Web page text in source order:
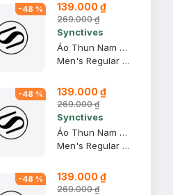
-48 % 139.000 ₫
269.000 ₫
Synctives
Áo Thun Nam Regular Fit, Xanh Navy, 2XL - CMTS0028
Men's Regular Fit T-shirt
-48 % 139.000 ₫
269.000 ₫
Synctives
Áo Thun Nam Regular Fit, Xanh Khói, L - CMTS0028
Men's Regular Fit T-shirt
-48 % 139.000 ₫
269.000 ₫